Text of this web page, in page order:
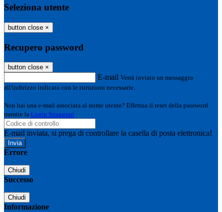
Seleziona utente
button close ×
Recupero password
button close ×
E-mail Verrà inviato un messaggio
all'indirizzo indicato con le istruzioni necessarie.
Non hai una e-mail associata al nome utente? Effettua il reset della password
tramite la Login Spaggiari
E-mail inviata, si prega di controllare la casella di posta elettronica!
Errore
Chiudi
Successo
Chiudi
Informazione